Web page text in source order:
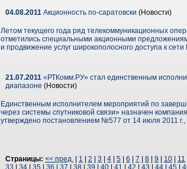
04.08.2011 Акционность по-саратовски (Новости)
Летом текущего года ряд телекоммуникационных
отметились специальными акционными
и продвижение услуг широкополосного доступа к
21.07.2011 «РТКомм.РУ» стал единственным
диапазоне (Новости)
Единственным исполнителем мероприятий по
через системы спутниковой связи» назначен
утверждено постановлением №577 от 14 июля 2011
Страницы: << пред. 1 2 3 4 5 6 7 8 9 10 11
33
34 35 36 37 38 39 40 41 42 43 44 45